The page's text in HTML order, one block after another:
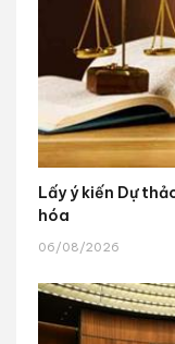
Lấy ý kiến Dự
hóa
06/08/2026